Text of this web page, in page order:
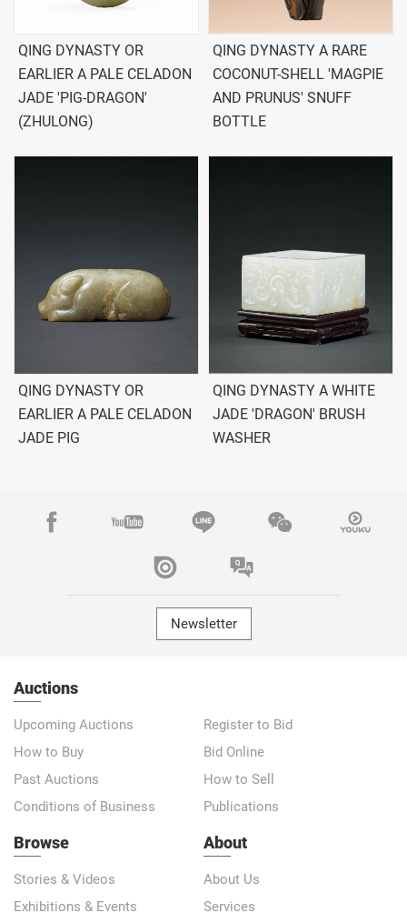
QING DYNASTY OR
EARLIER A PALE CELADON
JADE 'PIG-DRAGON'
(ZHULONG)
QING DYNASTY A RARE
COCONUT-SHELL 'MAGPIE
AND PRUNUS' SNUFF
BOTTLE
QING DYNASTY OR
EARLIER A PALE CELADON
JADE PIG
QING DYNASTY A WHITE
JADE 'DRAGON' BRUSH
WASHER
Newsletter
Auctions
Upcoming Auctions
Register to Bid
How to Buy
Bid Online
Past Auctions
How to Sell
Conditions of Business
Publications
Browse
Stories & Videos
Exhibitions & Events
About
About Us
Services